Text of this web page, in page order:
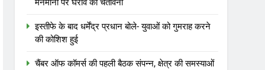
मनमानी पर घेराव की चेतावनी
इस्तीफे के बाद धर्मेंद्र प्रधान बोले- युवाओं को गुमराह करने
की कोशिश हुई
चैंबर ऑफ कॉमर्स की पहली बैठक संपन्न, क्षेत्र की समस्याओं